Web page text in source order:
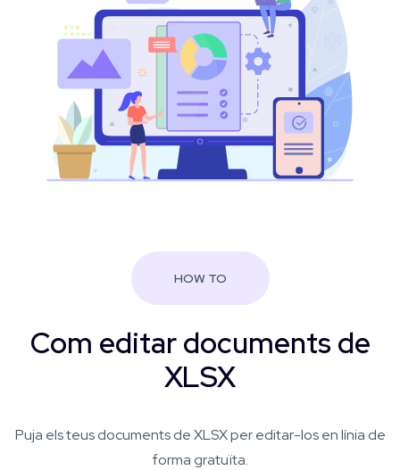
HOW TO
Com editar documents de
XLSX
Puja els teus documents de XLSX per editar-los en línia de
forma gratuïta.